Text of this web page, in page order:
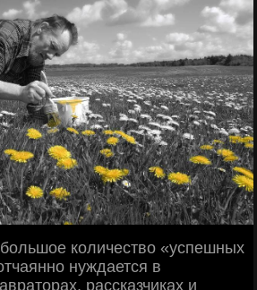
количество «успешных
нуждается в
рассказчиках и